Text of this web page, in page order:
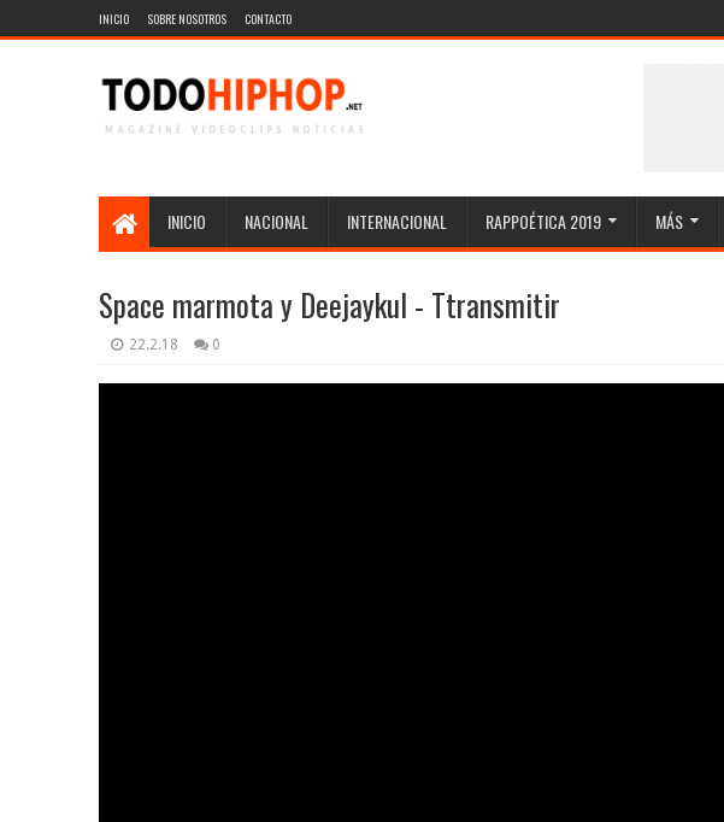
INICIO SOBRE NOSOTROS CONTACTO
INICIO NACIONAL INTERNACIONAL RAPPOÉTICA 2019 MÁS
Space marmota y Deejaykul - Ttransmitir
22.2.18 0